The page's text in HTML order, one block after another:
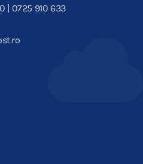
| 0725 910 633